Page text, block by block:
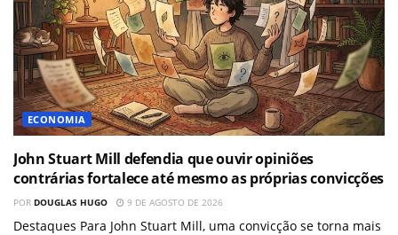
ECONOMIA
John Stuart Mill defendia que ouvir opiniões
contrárias fortalece até mesmo as próprias convicções
POR DOUGLAS HUGO 9 DE AGOSTO DE 2026
Destaques Para John Stuart Mill, uma convicção se torna mais